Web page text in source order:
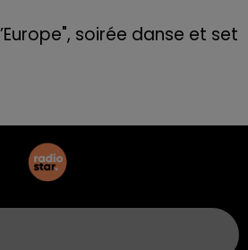
soirée danse et set